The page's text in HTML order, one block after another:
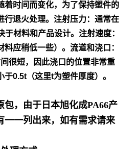
着时间而变化，为了保持塑件的
行退火处理。 注射压力：通常在
材料和产品设计。 注射速度：
料应稍低一些）。流道和浇口：
很短，因此浇口的位置非常重
于0.5t（这里t为塑件厚度）。
包，由于日本旭化成PA66产
一一列出来，如有需求请来